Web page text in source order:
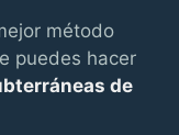
método
puedes hacer
de